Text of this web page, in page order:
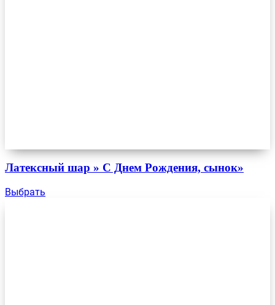
Латексный шар » С Днем Рождения, сынок»
Выбрать